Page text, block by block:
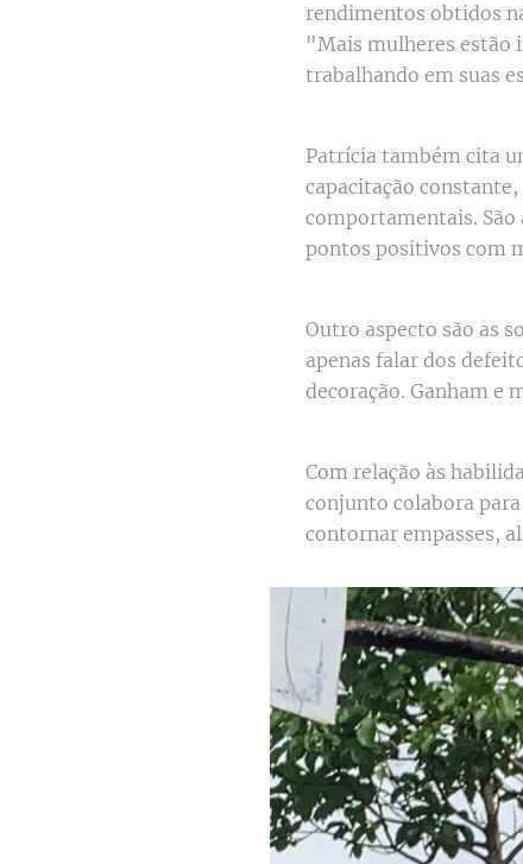
rendimentos obtidos
"Mais mulheres estão
trabalhando em suas
Patrícia também cita
capacitação
comportamentais. São
pontos positivos com
Outro aspecto são as
apenas falar dos
decoração. Ganham e
Com relação às
conjunto colabora
contornar empasses,